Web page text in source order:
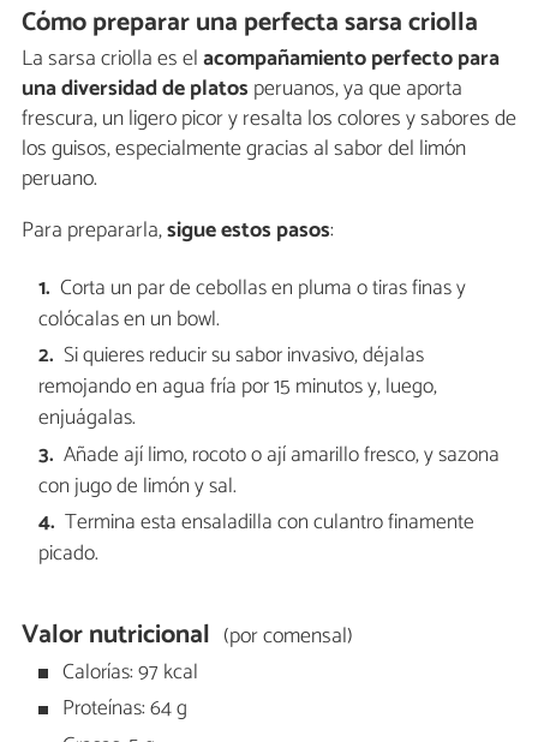
Cómo preparar una perfecta sarsa criolla
La sarsa criolla es elacompañamiento perfecto para
una diversidad de platos peruanos, ya que aporta
frescura, un ligero picor y resalta los colores y sabores de
los guisos, especialmente gracias al sabor del limón
peruano.
Para prepararla,sigue estos pasos:
Corta un par de cebollas en pluma o tiras finas y
colócalas en un bowl.
Si quieres reducir su sabor invasivo, déjalas
remojando en agua fría por 15 minutos y, luego,
enjuágalas.
Añade ají limo, rocoto o ají amarillo fresco, y sazona
con jugo de limón y sal.
Termina esta ensaladilla con culantro finamente
picado.
Valor nutricional (por comensal)
Calorías: 97 kcal
Proteínas: 64 g